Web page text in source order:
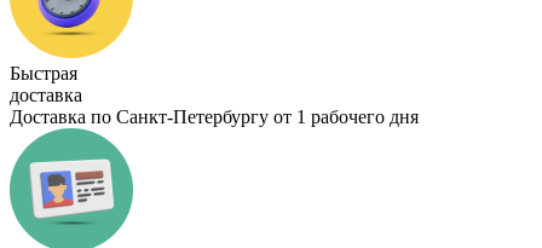
Быстрая
доставка
Доставка по Санкт-Петербургу от 1 рабочего дня